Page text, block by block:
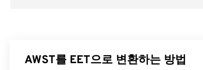
AWST를 EET으로 변환하는 방법